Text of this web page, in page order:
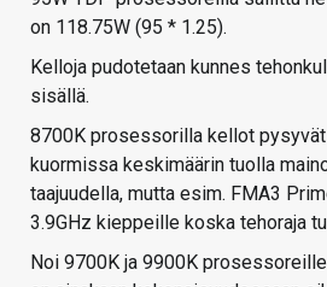
on 118.75W (95 * 1.25).
Kelloja pudotetaan kunnes
sisällä.
8700K prosessorilla kellot
kuormissa keskimäärin tuolla
taajuudella, mutta esim. FMA3
3.9GHz kieppeille koska tehoraja
Noi 9700K ja 9900K